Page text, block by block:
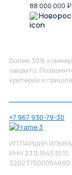
88 000 000 ₽
Более 30%
закрыто.
критерии и
+7 967 930-79-30
ИП ПАРШИН ИЛЬЯ
ИНН 231516453515
320237500054680